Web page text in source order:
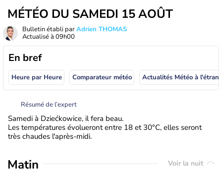
MÉTÉO DU SAMEDI 15 AOÛT
Bulletin établi parAdrien THOMAS
Actualisé à 09h00
En bref
Heure par Heure Comparateur météo
Résumé de l’expert
Samedi à Dziećkowice, il fera beau.
Les températures évolueront entre 18 et 30°C, elles seront
très chaudes l'après-midi.
Matin Voir la nuit